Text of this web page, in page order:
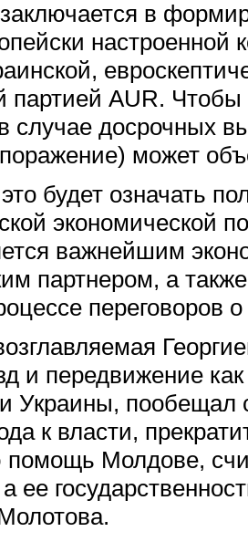
в
настроенной
партией AUR. Чтобы
случае досрочных
может
будет означать
экономической
важнейшим
партнером, а
переговоров
и передвижение
Украины, пообещал
к власти,
Молдове,
ее